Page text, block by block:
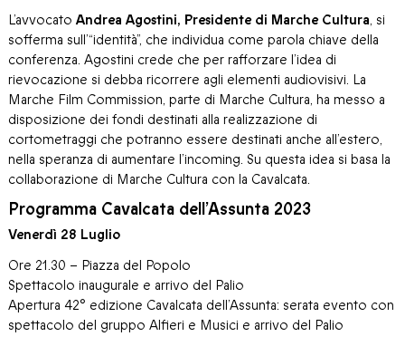
L’avvocato Andrea Agostini, Presidente di Marche Cultura, si
sofferma sull’“identità”, che individua come parola chiave della
conferenza. Agostini crede che per rafforzare l’idea di
rievocazione si debba ricorrere agli elementi audiovisivi. La
Marche Film Commission, parte di Marche Cultura, ha messo a
disposizione dei fondi destinati alla realizzazione di
cortometraggi che potranno essere destinati anche all’estero,
nella speranza di aumentare l’incoming. Su questa idea si basa la
collaborazione di Marche Cultura con la Cavalcata.
Programma Cavalcata dell’Assunta 2023
Venerdì 28 Luglio
Ore 21.30 – Piazza del Popolo
Spettacolo inaugurale e arrivo del Palio
Apertura 42° edizione Cavalcata dell’Assunta: serata evento con
spettacolo del gruppo Alfieri e Musici e arrivo del Palio